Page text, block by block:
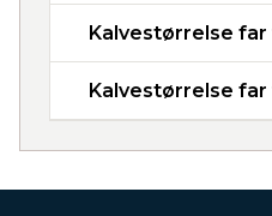
Kalvestørrelse far
Kalvestørrelse far